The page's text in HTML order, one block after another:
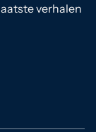
verhalen